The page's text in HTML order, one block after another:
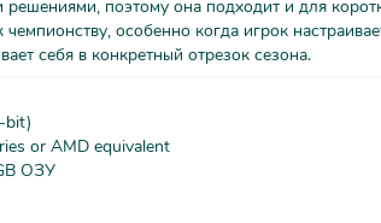
решениями, поэтому она подходит и для
особенно когда игрок
себя в конкретный отрезок сезона.
bit)
or AMD equivalent
ОЗУ